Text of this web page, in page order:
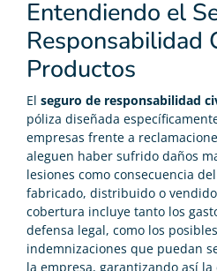
Entendiendo el
Responsabilidad
Productos
El seguro de responsabilidad
póliza diseñada
empresas frente a
aleguen haber sufrido daños
lesiones como consecuencia
fabricado, distribuido o
cobertura incluye tanto los
defensa legal, como los
indemnizaciones que puedan
la empresa, garantizando así